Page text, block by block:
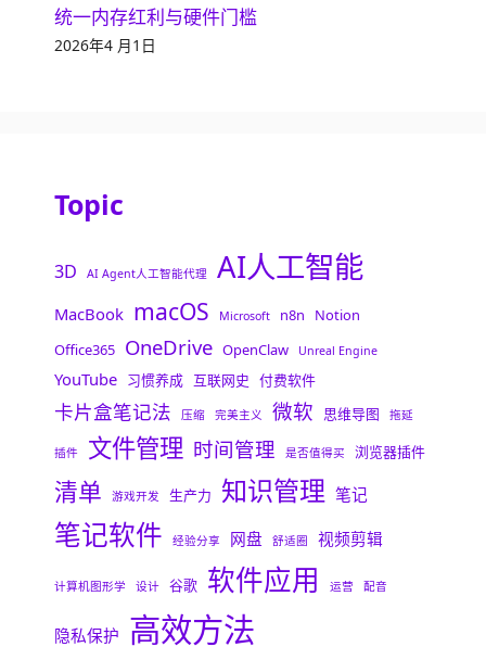
统一内存红利与硬件门槛
2026年4 月1日
Topic
3D AI Agent人工智能代理 AI人工智能
MacBook macOS Microsoft n8n
Notion
Office365 OneDrive OpenClaw Unreal Engine
YouTube 习惯养成 互联网史 付费软件
卡片盒笔记法 压缩 完美主义 微软 思维导图 拖延
插件 文件管理 时间管理 是否值得买 浏览器插件
清单 游戏开发 生产力 知识管理 笔记
笔记软件 经验分享 网盘 舒适圈 视频剪辑
计算机图形学 设计 谷歌 软件应用 运营 配音
隐私保护 高效方法